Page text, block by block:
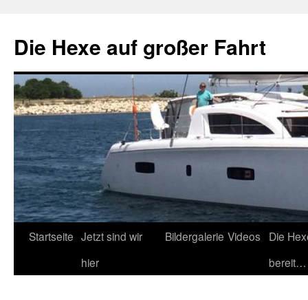
springen
Die Hexe auf großer Fahrt
Startseite Jetzt sind wir
hier
Bildergalerie Videos
Die
bereit…